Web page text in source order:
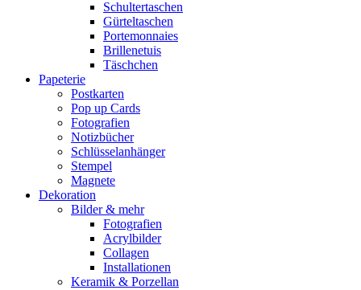
Schultertaschen
Gürteltaschen
Portemonnaies
Brillenetuis
Täschchen
Papeterie
Postkarten
Pop up Cards
Fotografien
Notizbücher
Schlüsselanhänger
Stempel
Magnete
Dekoration
Bilder & mehr
Fotografien
Acrylbilder
Collagen
Installationen
Keramik & Porzellan